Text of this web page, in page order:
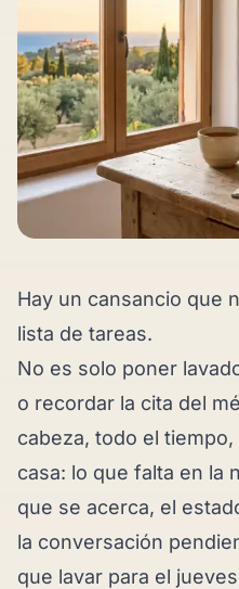
Hay un cansancio que
lista de tareas.
No es solo poner
o recordar la cita del
cabeza, todo el
casa: lo que falta en la
que se acerca, el
la conversación
que lavar para el